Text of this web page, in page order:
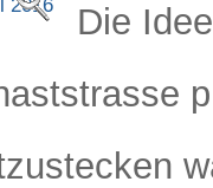
Die